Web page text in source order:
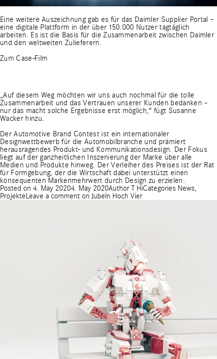
Eine weitere Auszeichnung gab es für das Daimler Supplier Portal –
eine digitale Plattform in der über 150.000 Nutzer tagtäglich
arbeiten. Es ist die Basis für die Zusammenarbeit zwischen Daimler
und den weltweiten Zulieferern.
Zum Case-Film
„Auf diesem Weg möchten wir uns auch nochmal für die tolle
Zusammenarbeit und das Vertrauen unserer Kunden bedanken –
nur das macht solche Ergebnisse erst möglich,“ fügt Susanne
Wacker hinzu.
Der Automotive Brand Contest ist ein internationaler
Designwettbewerb für die Automobilbranche und prämiert
herausragendes Produkt- und Kommunikationsdesign. Der Fokus
liegt auf der ganzheitlichen Inszenierung der Marke über alle
Medien und Produkte hinweg. Der Verleiher des Preises ist der Rat
für Formgebung, der die Wirtschaft dabei unterstützt einen
konsequenten Markenmehrwert durch Design zu erzielen.
Posted on 4. May 20204. May 2020Author T HiCategories News,
ProjekteLeave a comment on Jubeln Hoch Vier